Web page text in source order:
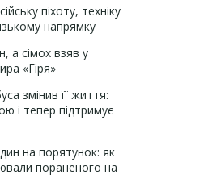
піхоту, техніку
напрямку
а сімох взяв у
«Гіря»
змінив її життя:
і тепер підтримує
на порятунок: як
пораненого на